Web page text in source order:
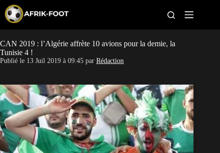
p
o
c
o
t
e
n
t
CAN féminine
Pays
Clubs
Classement
CAN 2019 : l’Algérie affrète 10 avions pour la demie, la
Tunisie 4 !
Publié le 13 Juil 2019 à 09:45 par Rédaction